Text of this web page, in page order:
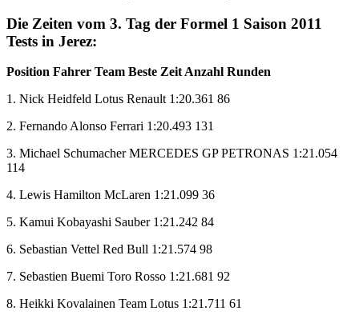
Die Zeiten vom 3. Tag der Formel 1 Saison 2011
Tests in Jerez:
Position Fahrer Team Beste Zeit Anzahl Runden
1. Nick Heidfeld Lotus Renault 1:20.361 86
2. Fernando Alonso Ferrari 1:20.493 131
3. Michael Schumacher MERCEDES GP PETRONAS 1:21.054
114
4. Lewis Hamilton McLaren 1:21.099 36
5. Kamui Kobayashi Sauber 1:21.242 84
6. Sebastian Vettel Red Bull 1:21.574 98
7. Sebastien Buemi Toro Rosso 1:21.681 92
8. Heikki Kovalainen Team Lotus 1:21.711 61